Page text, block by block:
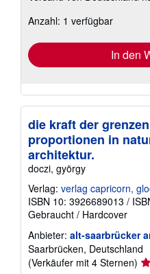
Anzahl: 1 verfügbar
In den
die kraft der
proportionen in
architektur.
doczi, györgy
Verlag: verlag capricorn,
ISBN 10: 3926689013 /
Gebraucht / Hardcover
Anbieter: alt-saarbrücker
Saarbrücken, Deutschland
(Verkäufer mit 4 Sternen)